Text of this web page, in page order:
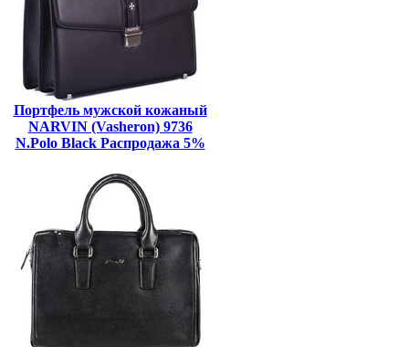
Портфель мужской кожаный
NARVIN (Vasheron) 9736
N.Polo Black Распродажа 5%